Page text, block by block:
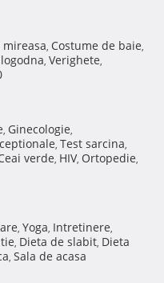
mireasa, Costume de baie,
, Verighete,
, Ginecologie,
, Test sarcina,
verde, HIV, Ortopedie,
, Yoga, Intretinere,
, Dieta de slabit, Dieta
, Sala de acasa